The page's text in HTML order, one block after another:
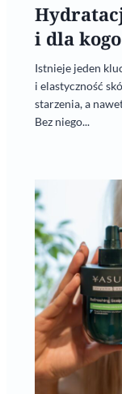
i dla
Istnieje jeden
i elastyczność
starzenia, a
Bez niego...